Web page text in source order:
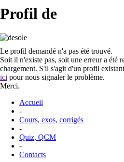
Profil de
Le profil demandé n'a pas été trouvé.
Soit il n'existe pas, soit une erreur a été
chargement. S'il s'agit d'un profil
ici pour nous signaler le problème.
Merci.
Accueil
-
Cours, exos, corrigés
-
Quiz, QCM
-
Contacts